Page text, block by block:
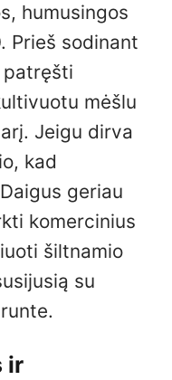
humusingos
Prieš sodinant
patręšti
mėšlu
Jeigu dirva
kad
geriau
komercinius
šiltnamio
su
ir